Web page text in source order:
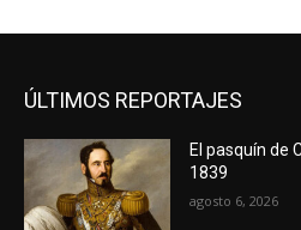
ÚLTIMOS REPORTAJES
El pasquín de
1839
agosto 6, 2026